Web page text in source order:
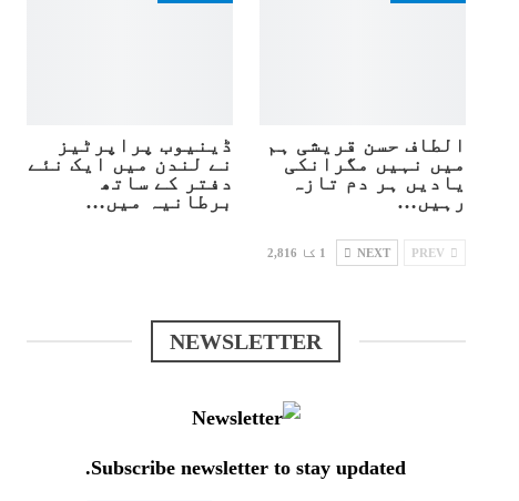
الطاف حسن قریشی ہم
میں نہیں مگرانکی
یادیں ہر دم تازہ
رہیں…
ڈینیوب پراپرٹیز
نے لندن میں ایک نئے
دفتر کے ساتھ
برطانیہ میں…
NEXT 1 کا 2,816
NEWSLETTER
Subscribe newsletter to stay updated.